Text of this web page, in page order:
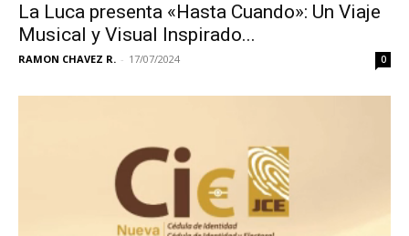
La Luca presenta «Hasta Cuando»: Un Viaje
Musical y Visual Inspirado...
RAMON CHAVEZ R. - 17/07/2024 0